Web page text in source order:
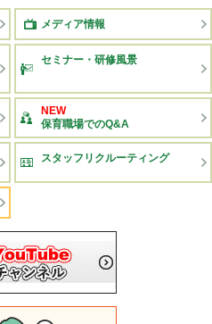
メディア情報
セミナー・研修風景
NEW
保育職場でのQ&A
スタッフリクルーティング